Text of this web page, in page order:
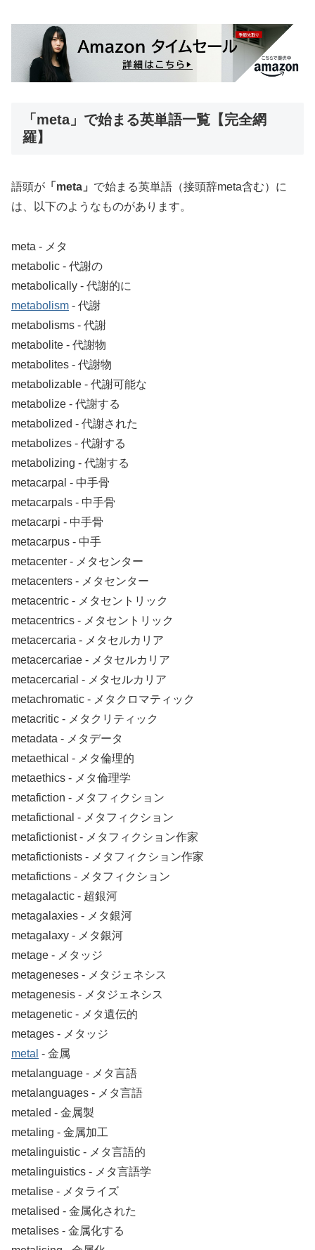
「meta」で始まる英単語一覧【完全網
羅】
語頭が 「meta」 で始まる英単語（接頭辞meta含む）に
は、以下のようなものがあります。
meta ‐ メタ
metabolic ‐ 代謝の
metabolically ‐ 代謝的に
metabolism ‐ 代謝
metabolisms ‐ 代謝
metabolite ‐ 代謝物
metabolites ‐ 代謝物
metabolizable ‐ 代謝可能な
metabolize ‐ 代謝する
metabolized ‐ 代謝された
metabolizes ‐ 代謝する
metabolizing ‐ 代謝する
metacarpal ‐ 中手骨
metacarpals ‐ 中手骨
metacarpi ‐ 中手骨
metacarpus ‐ 中手
metacenter ‐ メタセンター
metacenters ‐ メタセンター
metacentric ‐ メタセントリック
metacentrics ‐ メタセントリック
metacercaria ‐ メタセルカリア
metacercariae ‐ メタセルカリア
metacercarial ‐ メタセルカリア
metachromatic ‐ メタクロマティック
metacritic ‐ メタクリティック
metadata ‐ メタデータ
metaethical ‐ メタ倫理的
metaethics ‐ メタ倫理学
metafiction ‐ メタフィクション
metafictional ‐ メタフィクション
metafictionist ‐ メタフィクション作家
metafictionists ‐ メタフィクション作家
metafictions ‐ メタフィクション
metagalactic ‐ 超銀河
metagalaxies ‐ メタ銀河
metagalaxy ‐ メタ銀河
metage ‐ メタッジ
metageneses ‐ メタジェネシス
metagenesis ‐ メタジェネシス
metagenetic ‐ メタ遺伝的
metages ‐ メタッジ
metal ‐ 金属
metalanguage ‐ メタ言語
metalanguages ‐ メタ言語
metaled ‐ 金属製
metaling ‐ 金属加工
metalinguistic ‐ メタ言語的
metalinguistics ‐ メタ言語学
metalise ‐ メタライズ
metalised ‐ 金属化された
metalises ‐ 金属化する